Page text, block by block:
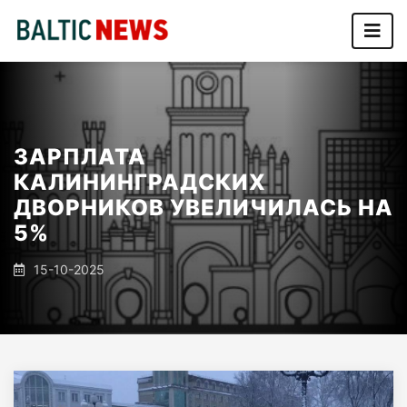
ЗАРПЛАТА
КАЛИНИНГРАДСКИХ
ДВОРНИКОВ УВЕЛИЧИЛАСЬ НА
5%
15-10-2025